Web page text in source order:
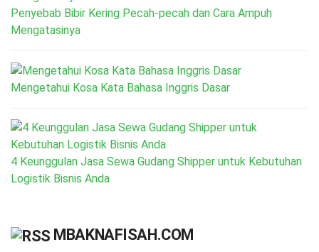
Penyebab Bibir Kering Pecah-pecah dan Cara Ampuh
Mengatasinya
Mengetahui Kosa Kata Bahasa Inggris Dasar
4 Keunggulan Jasa Sewa Gudang Shipper untuk Kebutuhan
Logistik Bisnis Anda
MBAKNAFISAH.COM